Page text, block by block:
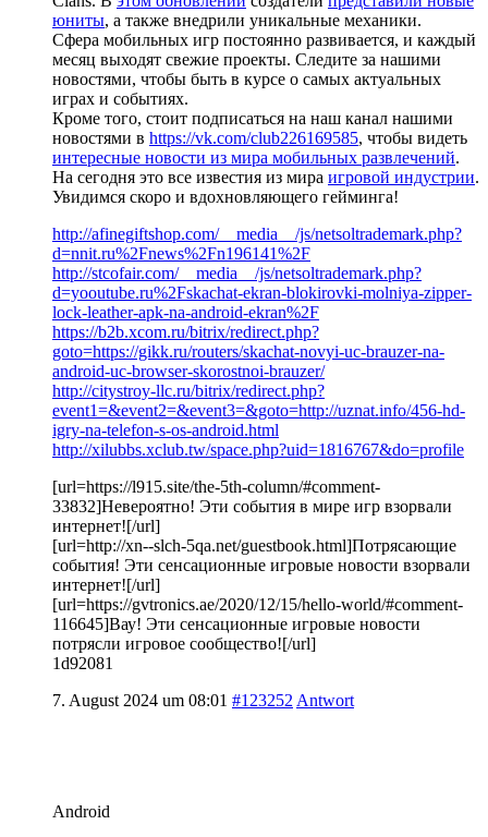
юниты, а также внедрили уникальные механики.
Сфера мобильных игр постоянно развивается, и каждый
месяц выходят свежие проекты. Следите за нашими
новостями, чтобы быть в курсе о самых актуальных
играх и событиях.
Кроме того, стоит подписаться на наш канал нашими
новостями в https://vk.com/club226169585, чтобы видеть
интересные новости из мира мобильных развлечений.
На сегодня это все известия из мира игровой индустрии.
Увидимся скоро и вдохновляющего гейминга!
http://afinegiftshop.com/__media__/js/netsoltrademark.php?
d=nnit.ru%2Fnews%2Fn196141%2F
http://stcofair.com/__media__/js/netsoltrademark.php?
d=yooutube.ru%2Fskachat-ekran-blokirovki-molniya-zipper-
lock-leather-apk-na-android-ekran%2F
https://b2b.xcom.ru/bitrix/redirect.php?
goto=https://gikk.ru/routers/skachat-novyi-uc-brauzer-na-
android-uc-browser-skorostnoi-brauzer/
http://citystroy-llc.ru/bitrix/redirect.php?
event1=&event2=&event3=&goto=http://uznat.info/456-hd-
igry-na-telefon-s-os-android.html
http://xilubbs.xclub.tw/space.php?uid=1816767&do=profile
[url=https://l915.site/the-5th-column/#comment-
33832]Невероятно! Эти события в мире игр взорвали
интернет![/url]
[url=http://xn--slch-5qa.net/guestbook.html]Потрясающие
события! Эти сенсационные игровые новости взорвали
интернет![/url]
[url=https://gvtronics.ae/2020/12/15/hello-world/#comment-
116645]Вау! Эти сенсационные игровые новости
потрясли игровое сообщество![/url]
1d92081
7. August 2024 um 08:01 #123252 Antwort
Android